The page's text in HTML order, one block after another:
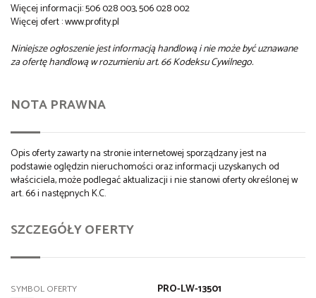
Więcej informacji: 506 028 003, 506 028 002
Więcej ofert : www.profity.pl
Niniejsze ogłoszenie jest informacją handlową i nie może być uznawane
za ofertę handlową w rozumieniu art. 66 Kodeksu Cywilnego.
NOTA PRAWNA
Opis oferty zawarty na stronie internetowej sporządzany jest na
podstawie oględzin nieruchomości oraz informacji uzyskanych od
właściciela, może podlegać aktualizacji i nie stanowi oferty określonej w
art. 66 i następnych K.C.
SZCZEGÓŁY OFERTY
SYMBOL OFERTY PRO-LW-13501